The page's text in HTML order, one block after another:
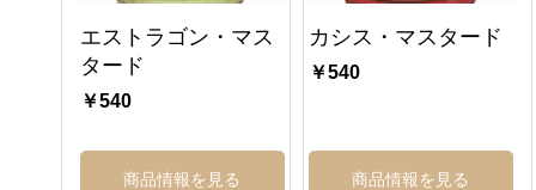
エストラゴン・マス
タード
￥540
商品情報を見る
カシス・マスタード
￥540
商品情報を見る